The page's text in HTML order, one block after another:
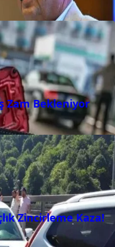
Zam Bekleniyor
Zincirleme Kaza!